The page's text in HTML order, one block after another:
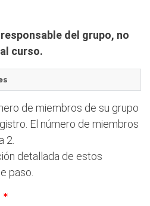
responsable del grupo, no
curso.
de miembros de su grupo
El número de miembros
2.
detallada de estos
paso.
*